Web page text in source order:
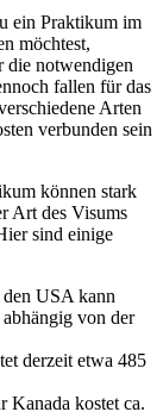
ein Praktikum im
möchtest,
die notwendigen
fallen für das
Arten
verbunden sein
können stark
Art des Visums
sind einige
USA kann
von der
derzeit etwa 485
kostet ca.